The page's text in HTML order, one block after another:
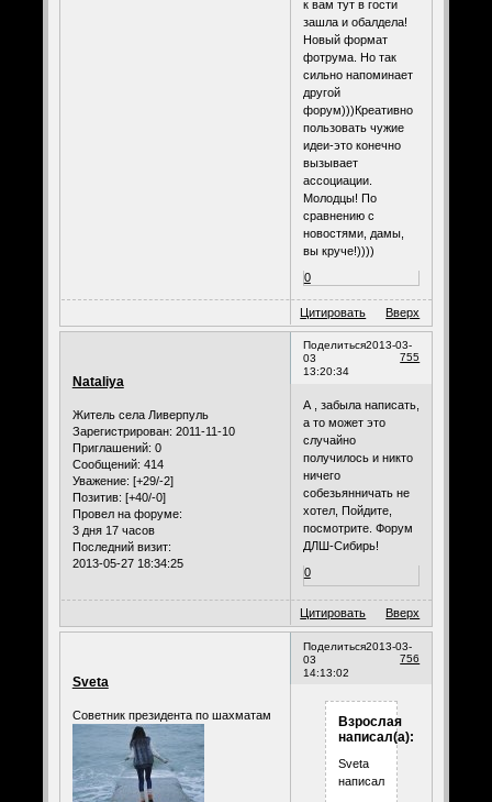
к вам тут в гости
зашла и обалдела!
Новый формат
фотрума. Но так
сильно напоминает
другой
форум)))Креативно
пользовать чужие
идеи-это конечно
вызывает
ассоциации.
Молодцы! По
сравнению с
новостями, дамы,
вы круче!))))
0
Цитировать Вверх
Поделиться
755
2013-03-
03
13:20:34
Nataliya
Житель села Ливерпуль
Зарегистрирован: 2011-11-10
Приглашений: 0
Сообщений: 414
Уважение: [+29/-2]
Позитив: [+40/-0]
Провел на форуме:
3 дня 17 часов
Последний визит:
2013-05-27 18:34:25
А , забыла написать,
а то может это
случайно
получилось и никто
ничего
собезьянничать не
хотел, Пойдите,
посмотрите. Форум
ДЛШ-Сибирь!
0
Цитировать Вверх
Поделиться
756
2013-03-
03
14:13:02
Sveta
Советник президента по шахматам
Взрослая
написал(а):
Sveta
написал(а):